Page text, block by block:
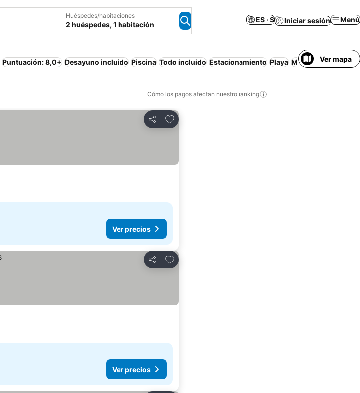
Huéspedes/habitaciones
2 huéspedes, 1 habitación
ES · $ Iniciar sesión Menú
Puntuación: 8,0+ Desayuno incluido Piscina Todo incluido Estacionamiento Playa Media pensión
Ver mapa
Cómo los pagos afectan nuestro ranking
Compartir
Agregar a favoritos
Ver precios
Compartir
Agregar a favoritos
Ver precios